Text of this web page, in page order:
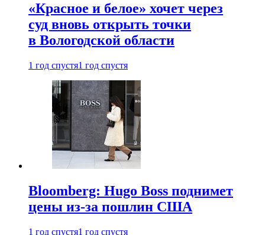
«Красное и белое» хочет через
суд вновь открыть точки
в Вологодской области
1 год спустя1 год спустя
Bloomberg: Hugo Boss поднимет
цены из-за пошлин США
1 год спустя1 год спустя